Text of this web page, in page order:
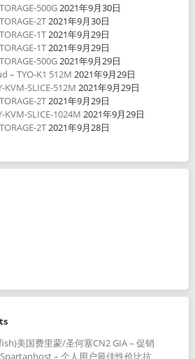
500G2021年9月30日
2T2021年9月30日
1T2021年9月29日
1T2021年9月29日
500G2021年9月29日
– TYO-K1 512M 2021年9月29日
KVM-SLICE-512M 2021年9月29日
2T2021年9月29日
KVM-SLICE-1024M 2021年9月29日
2T2021年9月28日
美国费里蒙/圣何塞CN2 GIA – 促销
– 个人用户最佳性价比抗